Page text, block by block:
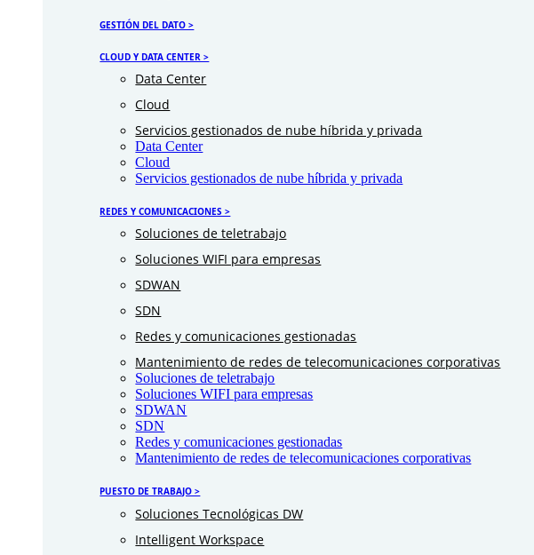
GESTIÓN DEL DATO >
CLOUD Y DATA CENTER >
Data Center
Cloud
Servicios gestionados de nube híbrida y privada
Data Center
Cloud
Servicios gestionados de nube híbrida y privada
REDES Y COMUNICACIONES >
Soluciones de teletrabajo
Soluciones WIFI para empresas
SDWAN
SDN
Redes y comunicaciones gestionadas
Mantenimiento de redes de telecomunicaciones corporativas
Soluciones de teletrabajo
Soluciones WIFI para empresas
SDWAN
SDN
Redes y comunicaciones gestionadas
Mantenimiento de redes de telecomunicaciones corporativas
PUESTO DE TRABAJO >
Soluciones Tecnológicas DW
Intelligent Workspace